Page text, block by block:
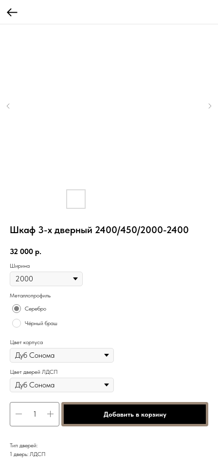
Шкаф 3-х дверный 2400/450/2000-2400
32 000 р.
Ширина
Металлопрофиль
Серебро
Чёрный браш
Цвет корпуса
Цвет дверей ЛДСП
Добавить в корзину
Тип дверей:
1 дверь: ЛДСП